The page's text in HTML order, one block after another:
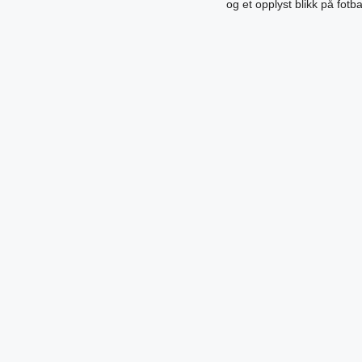
og et opplyst blikk på